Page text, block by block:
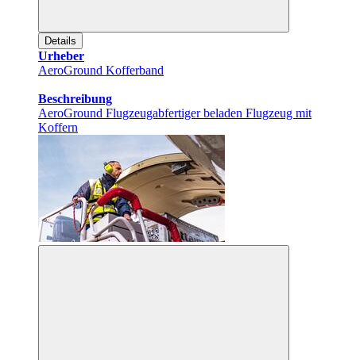
Details
Urheber
AeroGround Kofferband
Beschreibung
AeroGround Flugzeugabfertiger beladen Flugzeug mit
Koffern